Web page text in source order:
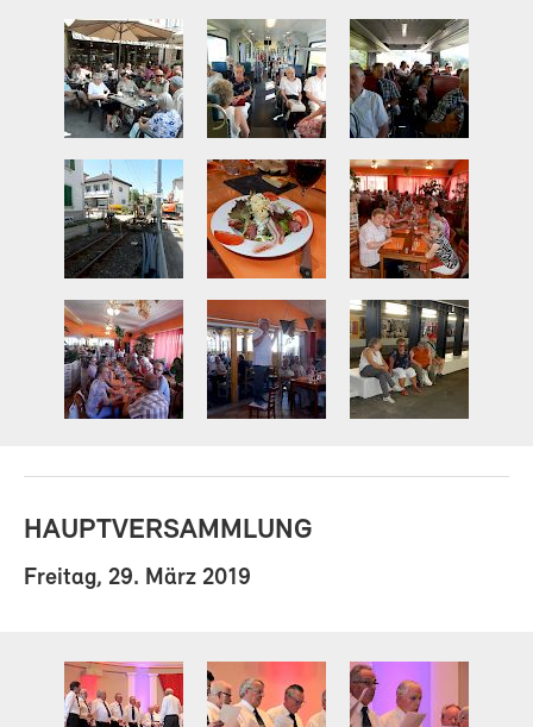
HAUPTVERSAMMLUNG
Freitag, 29. März 2019